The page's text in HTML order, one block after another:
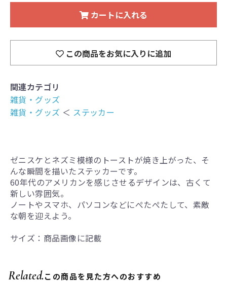
カートに入れる
この商品をお気に入りに追加
関連カテゴリ
雑貨・グッズ
雑貨・グッズ ＜ ステッカー
ゼニスケとネズミ模様のトーストが焼き上がった、そ
んな瞬間を描いたステッカーです。
60年代のアメリカンを感じさせるデザインは、古くて
新しい雰囲気。
ノートやスマホ、パソコンなどにぺたぺたして、素敵
な朝を迎えよう。
サイズ：商品画像に記載
Related.この商品を見た方へのおすすめ